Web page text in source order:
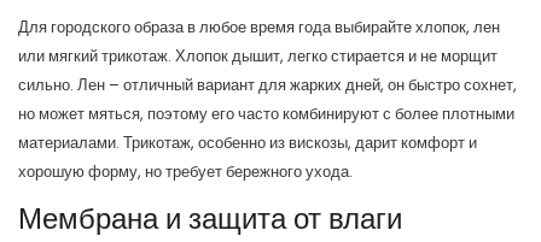
Для городского образа в любое время года выбирайте хлопок, лен
или мягкий трикотаж. Хлопок дышит, легко стирается и не морщит
сильно. Лен – отличный вариант для жарких дней, он быстро сохнет,
но может мяться, поэтому его часто комбинируют с более плотными
материалами. Трикотаж, особенно из вискозы, дарит комфорт и
хорошую форму, но требует бережного ухода.
Мембрана и защита от влаги